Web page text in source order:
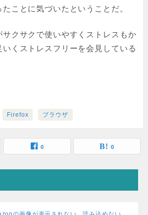
ことに気づいたということだ。
サクサクで使いやすくストレスもか
くストレスフリーを会見している
Firefox ブラウザ
0 0